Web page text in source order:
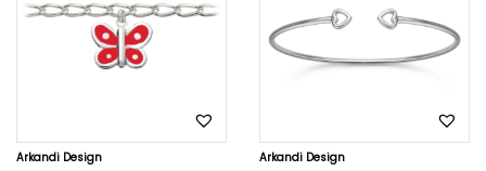
Arkandi Design Arkandi Design